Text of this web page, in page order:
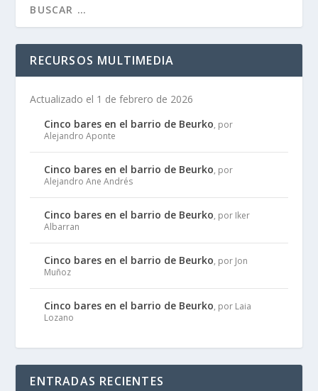
RECURSOS MULTIMEDIA
Actualizado el 1 de febrero de 2026
Cinco bares en el barrio de Beurko, por
Alejandro Aponte
Cinco bares en el barrio de Beurko, por
Alejandro Ane Andrés
Cinco bares en el barrio de Beurko, por Iker
Albarran
Cinco bares en el barrio de Beurko, por Jon
Muñoz
Cinco bares en el barrio de Beurko, por Laia
Lozano
ENTRADAS RECIENTES